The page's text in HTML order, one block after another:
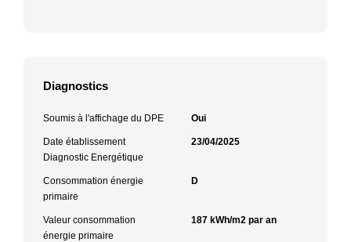
Diagnostics
Soumis à l'affichage du DPE Oui
Date établissement
Diagnostic Energétique
23/04/2025
Consommation énergie
primaire
D
Valeur consommation
énergie primaire
187 kWh/m2 par an